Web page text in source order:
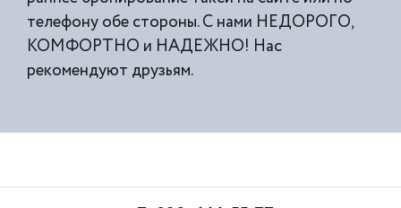
телефону обе стороны. С нами НЕДОРОГО,
КОМФОРТНО и НАДЕЖНО! Нас
рекомендуют друзьям.